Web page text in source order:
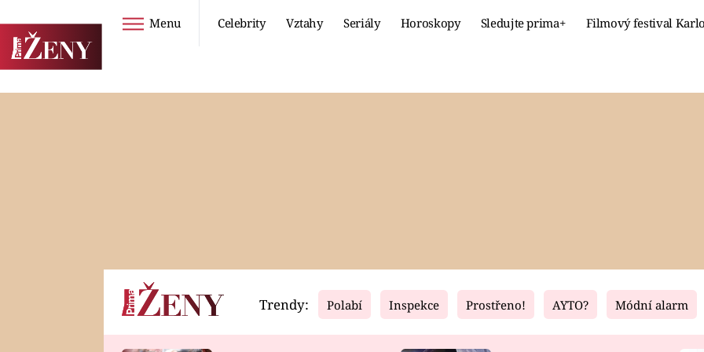
Menu Celebrity Vztahy Seriály Horoskopy Sledujte prima+ Filmový festival
Horoskopy Video Fresh Living
Trendy: Polabí Inspekce Prostřeno! AYTO? Módní alarm